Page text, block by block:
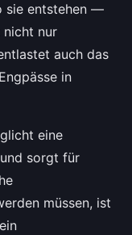
sie entstehen —
nicht nur
auch das
in
eine
sorgt für
müssen, ist